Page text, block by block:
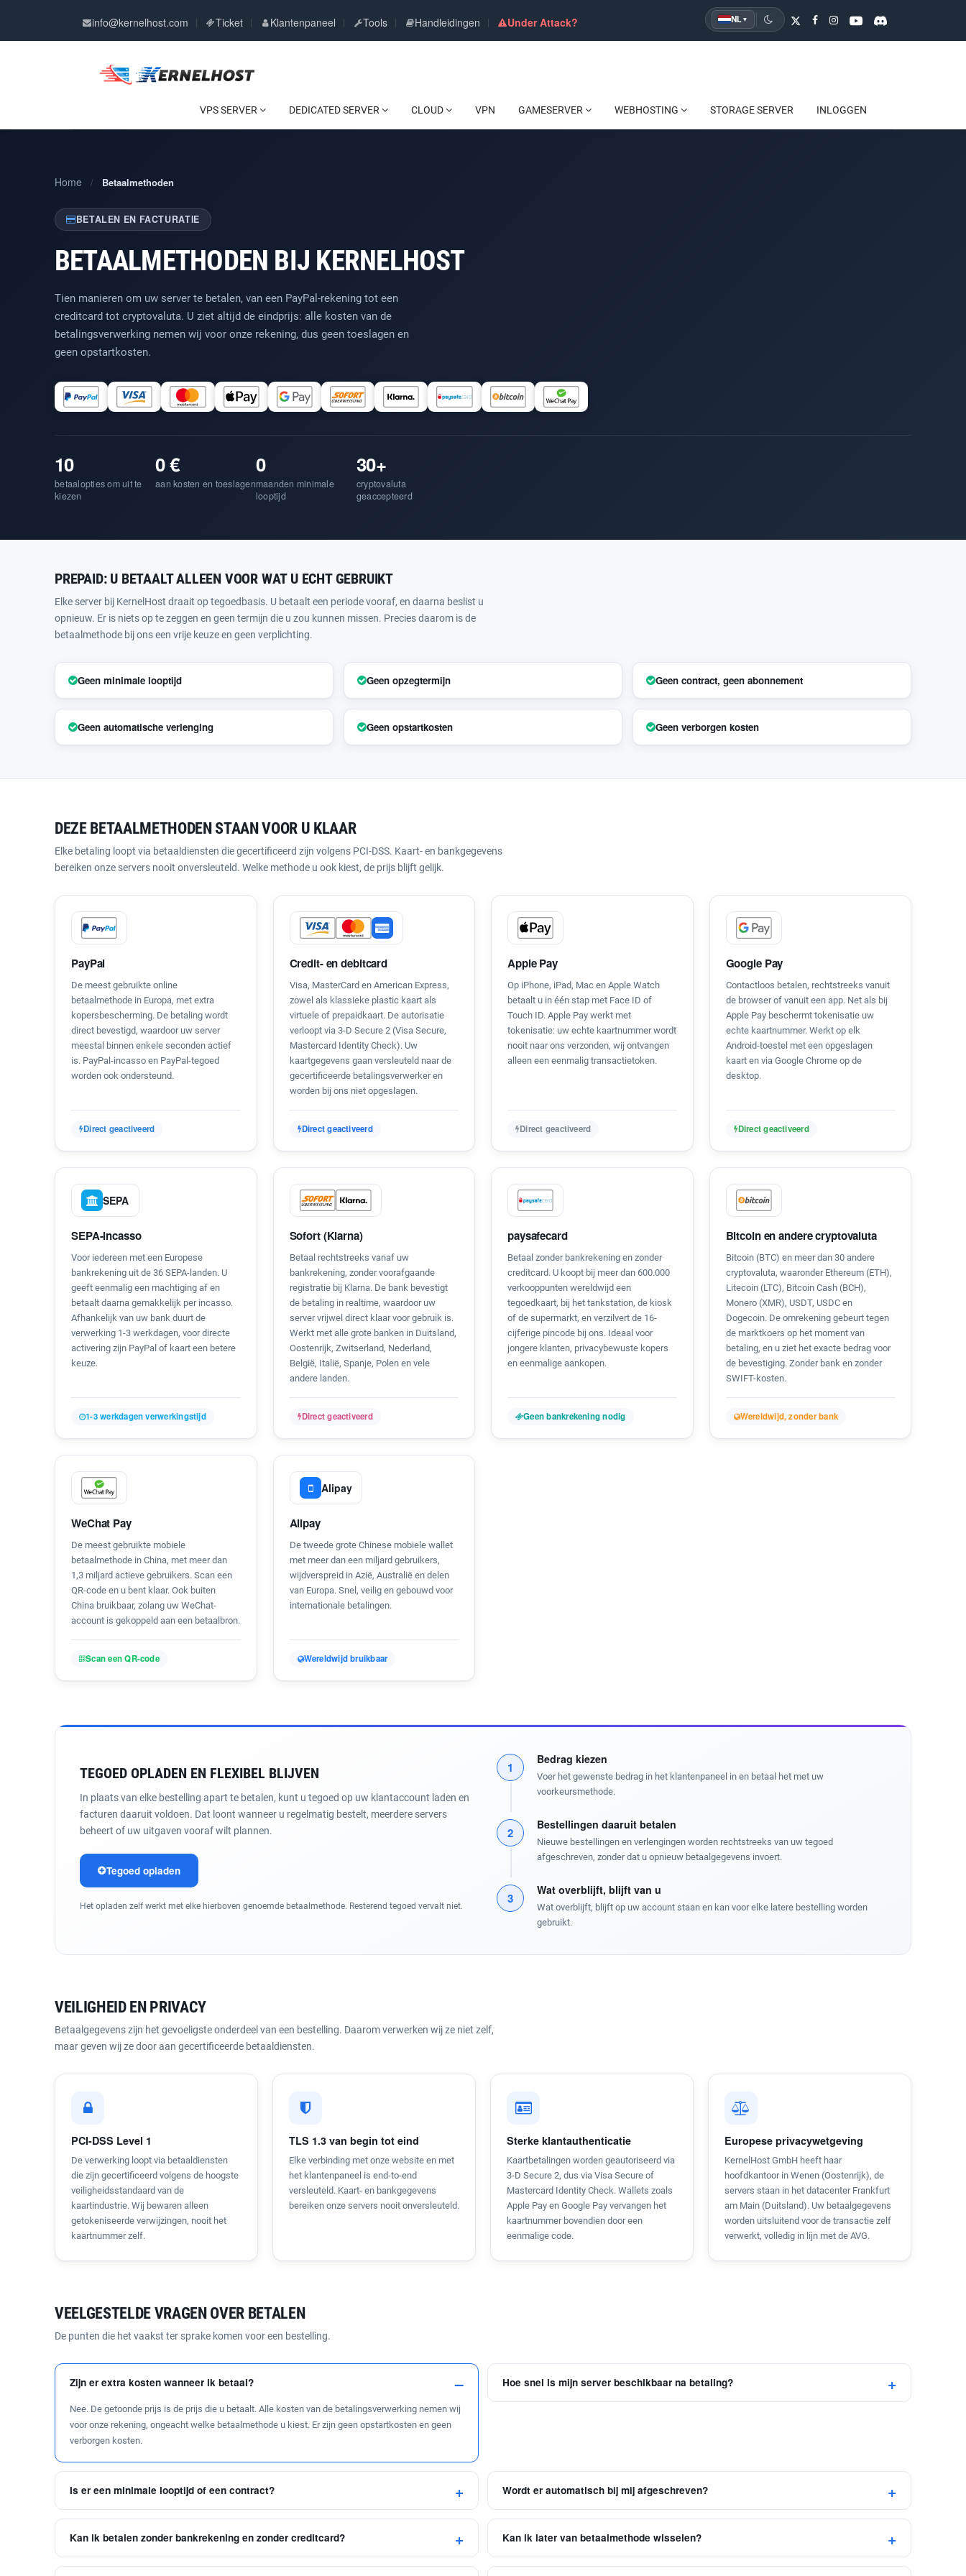
info@kernelhost.com Ticket Klantenpaneel Tools Handleidingen Under Attack? NL ▾
VPS SERVER DEDICATED SERVER CLOUD VPN GAMESERVER WEBHOSTING STORAGE SERVER INLOGGEN
Home / Betaalmethoden
BETALEN EN FACTURATIE
BETAALMETHODEN BIJ KERNELHOST
Tien manieren om uw server te betalen, van een PayPal-rekening tot een
creditcard tot cryptovaluta. U ziet altijd de eindprijs: alle kosten van de
betalingsverwerking nemen wij voor onze rekening, dus geen toeslagen en
geen opstartkosten.
10
betaalopties om uit te
kiezen
0 €
aan kosten en toeslagen
0
maanden minimale
looptijd
30+
cryptovaluta
geaccepteerd
PREPAID: U BETAALT ALLEEN VOOR WAT U ECHT GEBRUIKT
Elke server bij KernelHost draait op tegoedbasis. U betaalt een periode vooraf, en daarna beslist u
opnieuw. Er is niets op te zeggen en geen termijn die u zou kunnen missen. Precies daarom is de
betaalmethode bij ons een vrije keuze en geen verplichting.
Geen minimale looptijd Geen opzegtermijn Geen contract, geen abonnement
Geen automatische verlenging Geen opstartkosten Geen verborgen kosten
DEZE BETAALMETHODEN STAAN VOOR U KLAAR
Elke betaling loopt via betaaldiensten die gecertificeerd zijn volgens PCI-DSS. Kaart- en bankgegevens
bereiken onze servers nooit onversleuteld. Welke methode u ook kiest, de prijs blijft gelijk.
PayPal
De meest gebruikte online
betaalmethode in Europa, met extra
kopersbescherming. De betaling wordt
direct bevestigd, waardoor uw server
meestal binnen enkele seconden actief
is. PayPal-incasso en PayPal-tegoed
worden ook ondersteund.
Direct geactiveerd
Credit- en debitcard
Visa, MasterCard en American Express,
zowel als klassieke plastic kaart als
virtuele of prepaidkaart. De autorisatie
verloopt via 3-D Secure 2 (Visa Secure,
Mastercard Identity Check). Uw
kaartgegevens gaan versleuteld naar de
gecertificeerde betalingsverwerker en
worden bij ons niet opgeslagen.
Direct geactiveerd
Apple Pay
Op iPhone, iPad, Mac en Apple Watch
betaalt u in één stap met Face ID of
Touch ID. Apple Pay werkt met
tokenisatie: uw echte kaartnummer wordt
nooit naar ons verzonden, wij ontvangen
alleen een eenmalig transactietoken.
Direct geactiveerd
Google Pay
Contactloos betalen, rechtstreeks vanuit
de browser of vanuit een app. Net als bij
Apple Pay beschermt tokenisatie uw
echte kaartnummer. Werkt op elk
Android-toestel met een opgeslagen
kaart en via Google Chrome op de
desktop.
Direct geactiveerd
SEPA
SEPA-incasso
Voor iedereen met een Europese
bankrekening uit de 36 SEPA-landen. U
geeft eenmalig een machtiging af en
betaalt daarna gemakkelijk per incasso.
Afhankelijk van uw bank duurt de
verwerking 1-3 werkdagen, voor directe
activering zijn PayPal of kaart een betere
keuze.
1-3 werkdagen verwerkingstijd
Sofort (Klarna)
Betaal rechtstreeks vanaf uw
bankrekening, zonder voorafgaande
registratie bij Klarna. De bank bevestigt
de betaling in realtime, waardoor uw
server vrijwel direct klaar voor gebruik is.
Werkt met alle grote banken in Duitsland,
Oostenrijk, Zwitserland, Nederland,
België, Italië, Spanje, Polen en vele
andere landen.
Direct geactiveerd
paysafecard
Betaal zonder bankrekening en zonder
creditcard. U koopt bij meer dan 600.000
verkooppunten wereldwijd een
tegoedkaart, bij het tankstation, de kiosk
of de supermarkt, en verzilvert de 16-
cijferige pincode bij ons. Ideaal voor
jongere klanten, privacybewuste kopers
en eenmalige aankopen.
Geen bankrekening nodig
Bitcoin en andere cryptovaluta
Bitcoin (BTC) en meer dan 30 andere
cryptovaluta, waaronder Ethereum (ETH),
Litecoin (LTC), Bitcoin Cash (BCH),
Monero (XMR), USDT, USDC en
Dogecoin. De omrekening gebeurt tegen
de marktkoers op het moment van
betaling, en u ziet het exacte bedrag voor
de bevestiging. Zonder bank en zonder
SWIFT-kosten.
Wereldwijd, zonder bank
WeChat Pay
De meest gebruikte mobiele
betaalmethode in China, met meer dan
1,3 miljard actieve gebruikers. Scan een
QR-code en u bent klaar. Ook buiten
China bruikbaar, zolang uw WeChat-
account is gekoppeld aan een betaalbron.
Scan een QR-code
Alipay
Alipay
De tweede grote Chinese mobiele wallet
met meer dan een miljard gebruikers,
wijdverspreid in Azië, Australië en delen
van Europa. Snel, veilig en gebouwd voor
internationale betalingen.
Wereldwijd bruikbaar
TEGOED OPLADEN EN FLEXIBEL BLIJVEN
In plaats van elke bestelling apart te betalen, kunt u tegoed op uw klantaccount laden en
facturen daaruit voldoen. Dat loont wanneer u regelmatig bestelt, meerdere servers
beheert of uw uitgaven vooraf wilt plannen.
Tegoed opladen
Het opladen zelf werkt met elke hierboven genoemde betaalmethode. Resterend tegoed vervalt niet.
1
Bedrag kiezen
Voer het gewenste bedrag in het klantenpaneel in en betaal het met uw
voorkeursmethode.
2
Bestellingen daaruit betalen
Nieuwe bestellingen en verlengingen worden rechtstreeks van uw tegoed
afgeschreven, zonder dat u opnieuw betaalgegevens invoert.
3
Wat overblijft, blijft van u
Wat overblijft, blijft op uw account staan en kan voor elke latere bestelling worden
gebruikt.
VEILIGHEID EN PRIVACY
Betaalgegevens zijn het gevoeligste onderdeel van een bestelling. Daarom verwerken wij ze niet zelf,
maar geven wij ze door aan gecertificeerde betaaldiensten.
PCI-DSS Level 1
De verwerking loopt via betaaldiensten
die zijn gecertificeerd volgens de hoogste
veiligheidsstandaard van de
kaartindustrie. Wij bewaren alleen
getokeniseerde verwijzingen, nooit het
kaartnummer zelf.
TLS 1.3 van begin tot eind
Elke verbinding met onze website en met
het klantenpaneel is end-to-end
versleuteld. Kaart- en bankgegevens
bereiken onze servers nooit onversleuteld.
Sterke klantauthenticatie
Kaartbetalingen worden geautoriseerd via
3-D Secure 2, dus via Visa Secure of
Mastercard Identity Check. Wallets zoals
Apple Pay en Google Pay vervangen het
kaartnummer bovendien door een
eenmalige code.
Europese privacywetgeving
KernelHost GmbH heeft haar
hoofdkantoor in Wenen (Oostenrijk), de
servers staan in het datacenter Frankfurt
am Main (Duitsland). Uw betaalgegevens
worden uitsluitend voor de transactie zelf
verwerkt, volledig in lijn met de AVG.
VEELGESTELDE VRAGEN OVER BETALEN
De punten die het vaakst ter sprake komen voor een bestelling.
Zijn er extra kosten wanneer ik betaal?
Nee. De getoonde prijs is de prijs die u betaalt. Alle kosten van de betalingsverwerking nemen wij
voor onze rekening, ongeacht welke betaalmethode u kiest. Er zijn geen opstartkosten en geen
verborgen kosten.
Hoe snel is mijn server beschikbaar na betaling?
Is er een minimale looptijd of een contract? Wordt er automatisch bij mij afgeschreven?
Kan ik betalen zonder bankrekening en zonder creditcard? Kan ik later van betaalmethode wisselen?